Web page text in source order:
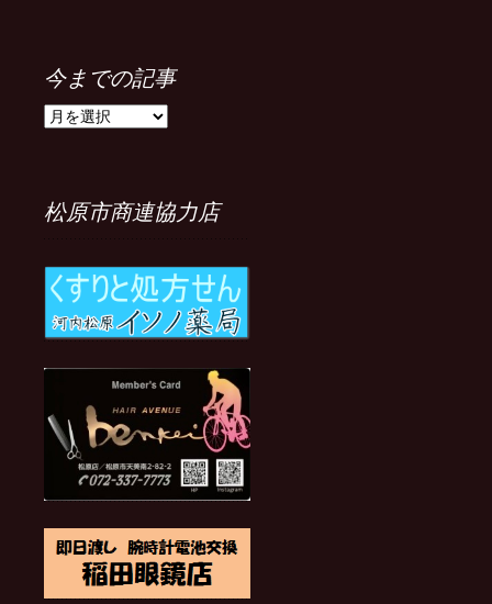
今までの記事
今
記
事
松原市商連協力店